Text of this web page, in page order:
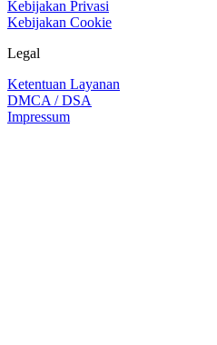
Kebijakan Privasi
Kebijakan Cookie
Legal
Ketentuan Layanan
DMCA / DSA
Impressum